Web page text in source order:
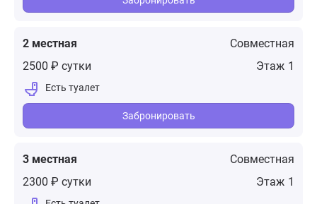
2 местная
Совместная
1
2500 ₽ сутки
Забронировать
3 местная
Совместная
1
2300 ₽ сутки